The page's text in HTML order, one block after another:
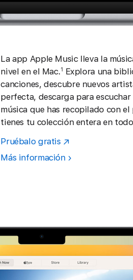
La app Apple Music lleva la
nivel en el Mac.1
Explora una
canciones, descubre nuevos
perfecta, descarga para
música que has recopilado con el
tienes tu colección entera en
Pruébalo gratis
Más información